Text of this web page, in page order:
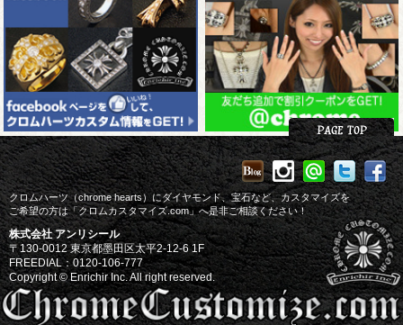
クロムハーツ（chrome hearts）にダイヤモンド、宝石など、カスタマイズを
ご希望の方は「クロムカスタマイズ.com」へ是非ご相談ください！
株式会社 アンリシール
〒130-0012 東京都墨田区太平2-12-6 1F
FREEDIAL：0120-106-777
Copyright © Enrichir Inc. All right reserved.